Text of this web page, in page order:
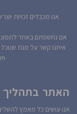
אנו מכבדים זכויות
אם נחשפתם באתר לתמונה,
איתנו קשר על מנת
האתר בתהליך
אנו עושים כל מאמץ